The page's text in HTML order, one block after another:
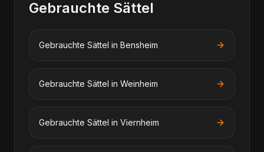
Gebrauchte Sättel
Gebrauchte Sättel in Bensheim
Gebrauchte Sättel in Weinheim
Gebrauchte Sättel in Viernheim